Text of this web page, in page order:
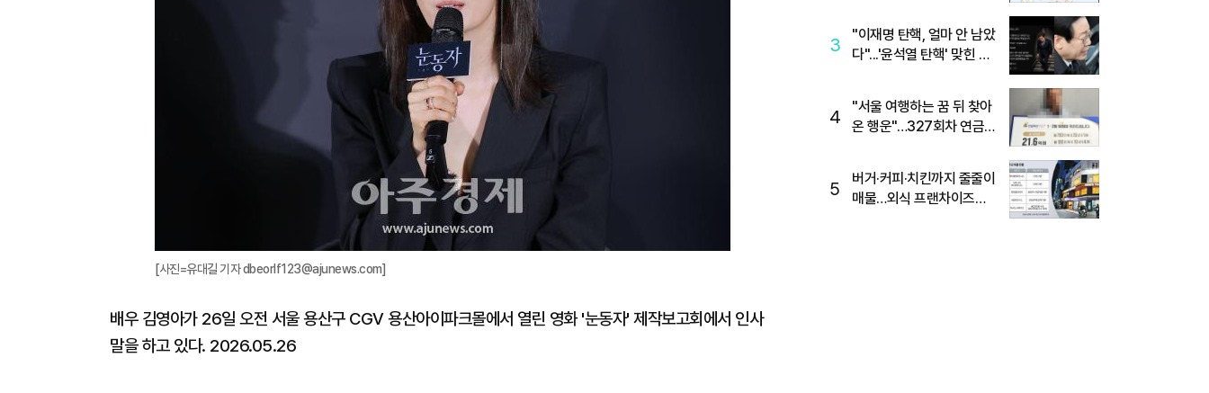
[사진=유대길 기자 dbeorlf123@ajunews.com]
배우 김영아가 26일 오전 서울 용산구 CGV 용산아이파크몰에서 열린 영화 '눈동자' 제작보고회에서 인사
말을 하고 있다. 2026.05.26
3
"이재명 탄핵, 얼마 안 남았
다"...'윤석열 탄핵' 맞힌 무
4
"서울 여행하는 꿈 뒤 찾아
온 행운"…327회차 연금
5
버거·커피·치킨까지 줄줄이
매물…외식 프랜차이즈